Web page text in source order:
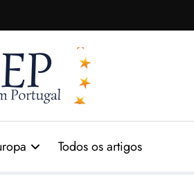
Todos os artigos